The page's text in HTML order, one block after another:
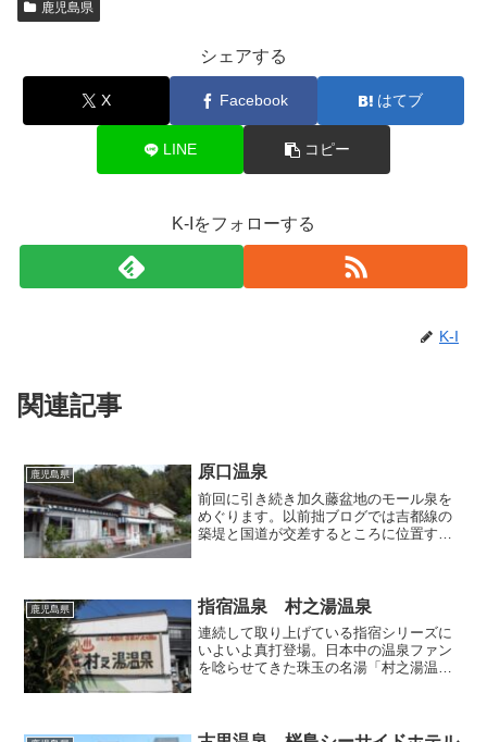
鹿児島県
シェアする
X Facebook はてブ
LINE コピー
K-Iをフォローする
K-I
関連記事
鹿児島県 原口温泉
前回に引き続き加久藤盆地のモール泉を
めぐります。以前拙ブログでは吉都線の
築堤と国道が交差するところに位置する
当に犬も歩けば温泉に当た...
鹿児島県 指宿温泉 村之湯温泉
連続して取り上げている指宿シリーズに
いよいよ真打登場。日本中の温泉ファン
を唸らせてきた珠玉の名湯「村之湯温
既に多くの温泉ファンによ...